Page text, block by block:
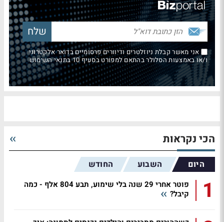
אני מאשר קבלת ניוזלטרים ודיוורים פרסומיים בדואר אלקטרוני
ו/או באמצעות הסלולר בהתאם למפורט בסעיף 10 בתנאי השימוש
הכי נקראות
היום השבוע החודש
1
פוטר אחרי 29 שנה בלי שימוע, תבע 804 אלף - כמה
קיבל?